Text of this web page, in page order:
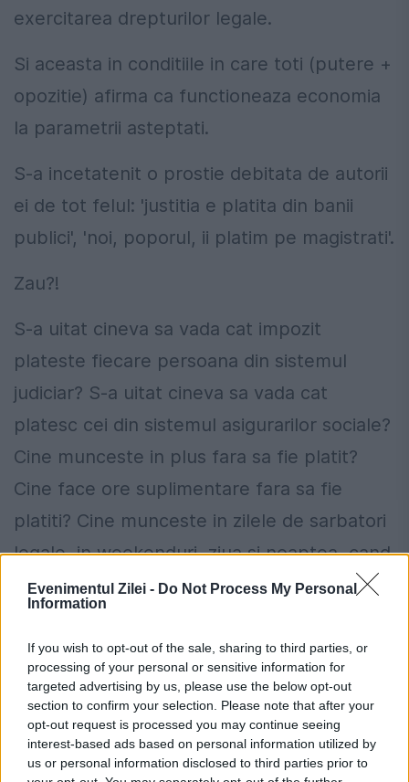
Evenimentul Zilei - Do Not Process My Personal
Information
If you wish to opt-out of the sale, sharing to third parties, or
processing of your personal or sensitive information for
targeted advertising by us, please use the below opt-out
section to confirm your selection. Please note that after your
opt-out request is processed you may continue seeing
interest-based ads based on personal information utilized by
us or personal information disclosed to third parties prior to
exercitarea drepturilor legale.
Si aceasta in conditiile in care toti (putere +
opozitie) afirma ca functioneaza economia
la parametrii asteptati.
S-a incetatenit o prostie debitata de autorii
ei de tot felul: 'justitia e platita din banii
publici', 'noi, poporul, ii platim pe magistrati'.
Zau?!
S-a uitat cineva sa vada cat impozit
plateste fiecare persoana din sistemul
judiciar? S-a uitat cineva sa vada cat
platesc cei din sistemul asigurarilor sociale?
Cine munceste in plus fara sa fie platit?
Cine face ore suplimentare fara sa fie
platiti? Cine munceste in zilele de sarbatori
legale, in weekenduri, ziua si noaptea, cand
guvernantii, parlamentarii dorm, exceptand
sau oarece petreceri, si toti ceilalti care zic
ca-i platesc pe magistrati din banii lor?
Stiti raspunsul, pentru ca scrie in legile pe
care le faceti, pe care guvernul trebuie sa